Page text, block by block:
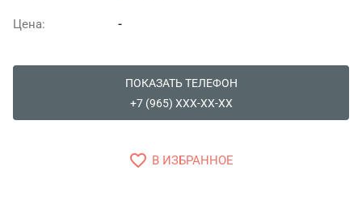
Цена: -
ПОКАЗАТЬ ТЕЛЕФОН
+7 (965) XXX-XX-XX
favorite_border В ИЗБРАННОЕ